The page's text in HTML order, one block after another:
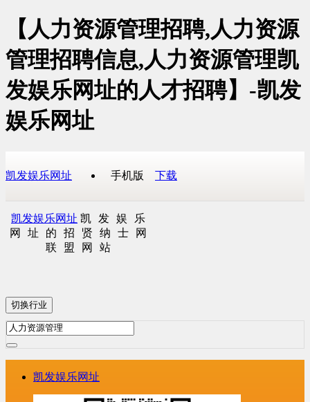
【人力资源管理招聘,人力资源
管理招聘信息,人力资源管理凯
发娱乐网址的人才招聘】-凯发
娱乐网址
凯发娱乐网址 手机版 下载
凯发娱乐网址 凯发娱乐
网址的招贤纳士网
联盟网站
切换行业
凯发娱乐网址